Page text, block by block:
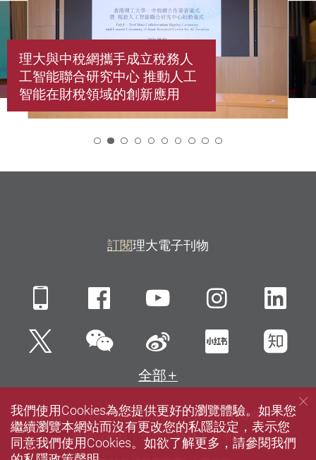
理大與中稅網攜手成立稅務人
工智能聯合研究中心 推動人工
智能在財稅領域的創新應用
訂閱理大電子刊物
Mobile FacebookYouTube
Twitter微信 新浪微博小紅書知
全部
網站指南 聯絡我們 私隱政策聲明
使用條款
無障礙網頁
招聘 傳媒 圖書館
我們使用Cookies為您提供更好的瀏覽體驗。如果您
繼續瀏覽本網站而沒有更改您的私隱設定，表示您
同意我們使用Cookies。如欲了解更多，請參閱我們